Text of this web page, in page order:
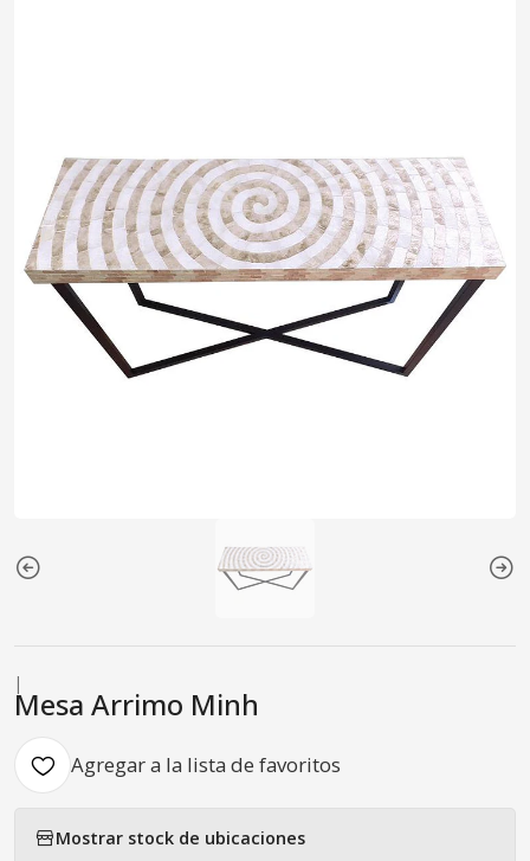
|
Mesa Arrimo Minh
Agregar a la lista de favoritos
Mostrar stock de ubicaciones